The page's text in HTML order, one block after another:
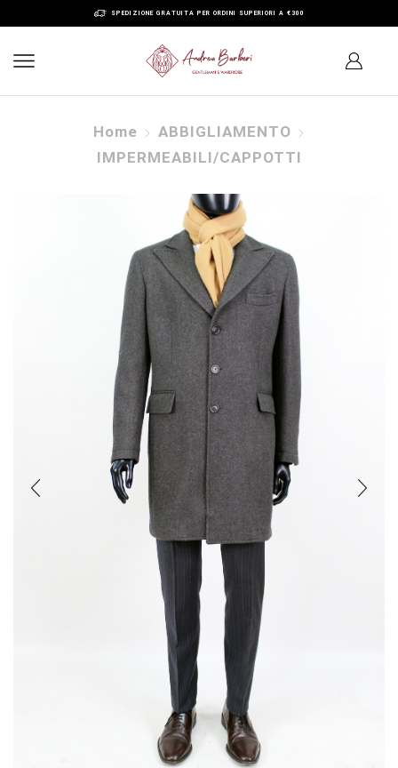
SPEDIZIONE GRATUITA PER ORDINI SUPERIORI A €300
Home
ABBIGLIAMENTO
IMPERMEABILI/CAPPOTTI